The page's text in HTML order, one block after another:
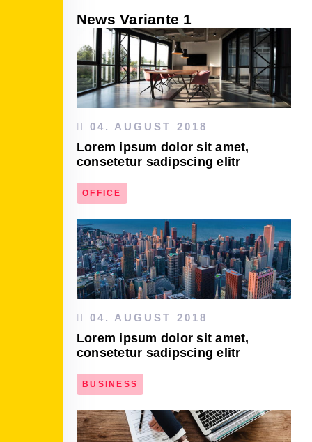
News Variante 1
04. AUGUST 2018
Lorem ipsum dolor sit amet,
consetetur sadipscing elitr
OFFICE
04. AUGUST 2018
Lorem ipsum dolor sit amet,
consetetur sadipscing elitr
BUSINESS
DEN ARTIKEL LESEN